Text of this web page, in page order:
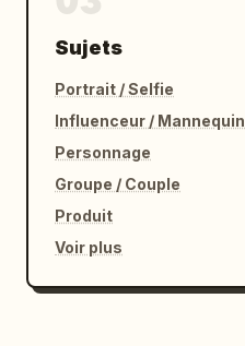
Sujets
Portrait / Selfie
Influenceur / Mannequin
Personnage
Groupe / Couple
Produit
Voir plus